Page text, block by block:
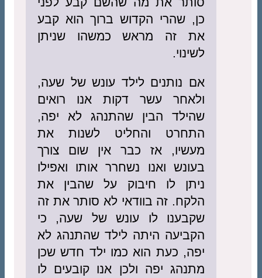
כן, שהרי הקדוש ברוך הוא קבע
את זה מראש כמשהו שניתן
לשינוי.
אם נותנים לילד עונש של שעה,
ולאחר עשר דקות אנו רואים
שהילד הבין שהתנהג לא יפה,
התחרט והחליט לשנות את
מעשיו, אז כבר אין שום צורך
בעונש ואנו נשחרר אותו ואפילו
ניתן לו חיבוק על שהבין את
הלקח. זה בוודאי לא סותר את זה
שקבענו לו עונש של שעה, כי
הקביעה היתה לילד שהתנהג לא
יפה, כעת הוא כמו ילד חדש שכן
מתנהג יפה ולכן אנו קובעים לו